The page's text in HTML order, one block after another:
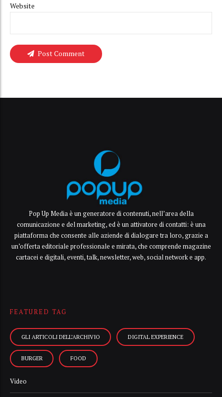
Website
Post Comment
Pop Up Media è un generatore di contenuti, nell’area della
comunicazione e del marketing, ed è un attivatore di contatti: è una
piattaforma che consente alle aziende di dialogare tra loro, grazie a
un’offerta editoriale professionale e mirata, che comprende magazine
cartacei e digitali, eventi, talk, newsletter, web, social network e app.
FEATURED TAG
GLI ARTICOLI DELL’ARCHIVIO DIGITAL EXPERIENCE
BURGER FOOD
Video